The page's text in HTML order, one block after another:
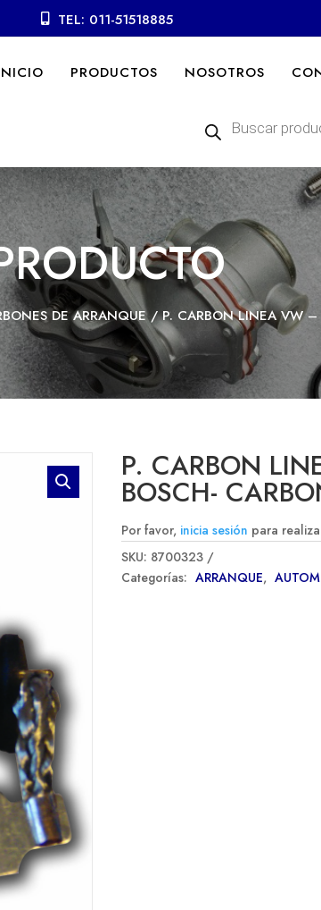
TEL: 011-51518885
PRODUCTOS NOSOTROS
productos
DE ARRANQUE/ P. CARBON LINEA VW –
P. CARBON
BOSCH-
Por favor, inicia sesión para
SKU: 8700323
Categorías: ARRANQUE,